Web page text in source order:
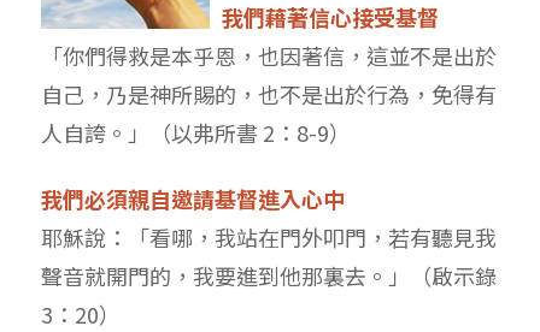
我們藉著信心接受基督
「你們得救是本乎恩，也因著信，這並不是出於
自己，乃是神所賜的，也不是出於行為，免得有
人自誇。」（以弗所書 2：8-9）
我們必須親自邀請基督進入心中
耶穌說：「看哪，我站在門外叩門，若有聽見我
聲音就開門的，我要進到他那裏去。」（啟示錄
3：20）